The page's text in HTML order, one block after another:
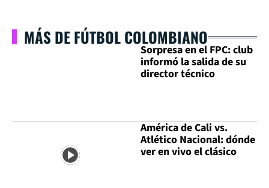
MÁS DE FÚTBOL COLOMBIANO
Sorpresa en el FPC: club
informó la salida de su
director técnico
América de Cali vs.
Atlético Nacional: dónde
ver en vivo el clásico